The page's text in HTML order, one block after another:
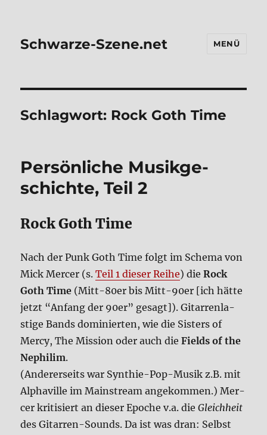
Schwarze-Szene.net MENÜ
Schlagwort: Rock Goth Time
Per­sön­li­che Musik­ge­
schich­te, Teil 2
Rock Goth Time
Nach der Punk Goth Time folgt im Sche­ma von
Mick Mer­cer (s.Teil 1 die­ser Rei­he) dieRock
Goth Time (Mitt-80er bis Mitt-90er [ich hät­te
jetzt “Anfang der 90er” gesagt]). Gitar­ren­la­
sti­ge Bands domi­nier­ten, wie die Sisters of
Mer­cy, The Mis­si­on oder auch dieFields of the
Nephi­lim.
(Ande­rer­seits war Syn­thie-Pop-Musik z.B. mit
Alpha­ville im Main­stream ange­kom­men.) Mer­
cer kri­ti­siert an die­ser Epo­che v.a. dieGleich­heit
des Gitar­ren-Sounds. Da ist was dran: Selbst